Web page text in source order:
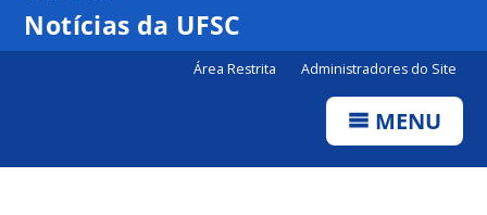
Notícias da UFSC
Área Restrita Administradores do Site
MENU